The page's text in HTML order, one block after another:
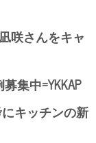
咲さんをキャ
集中=YKKAP
キッチンの新